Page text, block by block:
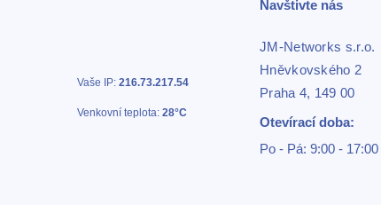
Vaše IP: 216.73.217.54
Venkovní teplota: 28°C
Navštivte nás
JM-Networks s.r.o.
Hněvkovského 2
Praha 4, 149 00
Otevírací doba:
Po - Pá: 9:00 - 17:00